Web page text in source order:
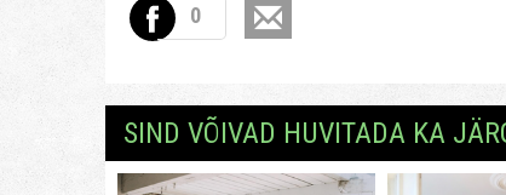
0
SIND VÕIVAD HUVITADA KA